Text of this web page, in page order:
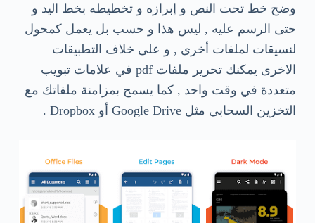
وضح خط تحت النص و إبرازه و تخطيطه بخط اليد و
حتى الرسم عليه , ليس هذا و حسب بل يعمل كمحول
لنسيقات لملفات أخرى , و على خلاف التطبيقات
الاخرى يمكنك تحرير ملفات pdf في علامات تبويب
متعددة في وقت واحد , كما يسمح بمزامنة ملفاتك مع
التخزين السحابي مثل Google Drive أو Dropbox .